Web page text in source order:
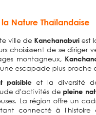
Nature Thaïlandaise
ville de Kanchanaburi est
choisissent de se diriger
montagneux,
escapade plus proche
paisible et la diversité
d'activités de pleine
La région offre un
connecté à